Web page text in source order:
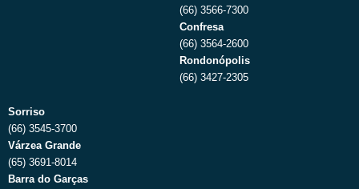
(66) 3566-7300
Confresa
(66) 3564-2600
Rondonópolis
(66) 3427-2305
Sorriso
(66) 3545-3700
Várzea Grande
(65) 3691-8014
Barra do Garças